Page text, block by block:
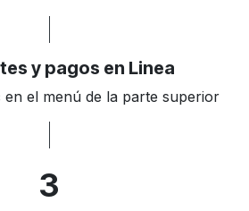
y pagos en Linea
en el menú de la parte superior
3